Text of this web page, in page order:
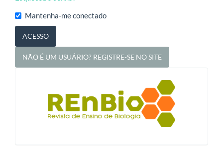
Mantenha-me conectado
ACESSO
NÃO É UM USUÁRIO? REGISTRE-SE NO SITE